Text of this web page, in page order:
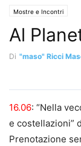
Mostre e Incontri
Al
Di "maso" Ricci
16.06: “Nella
e costellazioni”
Prenotazione